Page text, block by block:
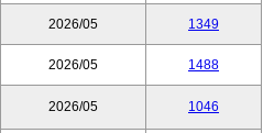
2026/05 1349
2026/05 1488
2026/05 1046